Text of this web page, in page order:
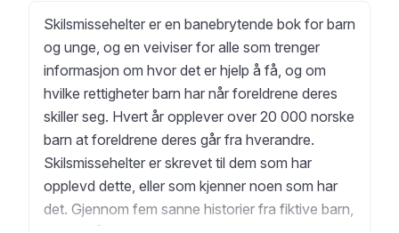
Skilsmissehelter er en banebrytende bok for barn
og unge, og en veiviser for alle som trenger
informasjon om hvor det er hjelp å få, og om
hvilke rettigheter barn har når foreldrene deres
skiller seg. Hvert år opplever over 20 000 norske
barn at foreldrene deres går fra hverandre.
Skilsmissehelter er skrevet til dem som har
opplevd dette, eller som kjenner noen som har
det. Gjennom fem sanne historier fra fiktive barn,